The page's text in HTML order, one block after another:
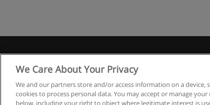
We Care About Your Privacy
We and our partners store and/or access information on a device,
cookies to process personal data. You may accept or manage your
below, including your right to object where legitimate interest is